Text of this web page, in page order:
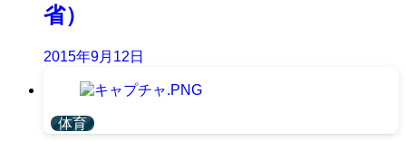
省）
2015年9月12日
体育